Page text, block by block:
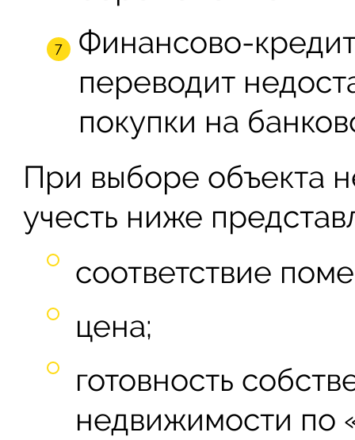
Финансово-
переводит
покупки на
При выборе объекта
учесть ниже
соответствие
цена;
готовность
недвижимости по